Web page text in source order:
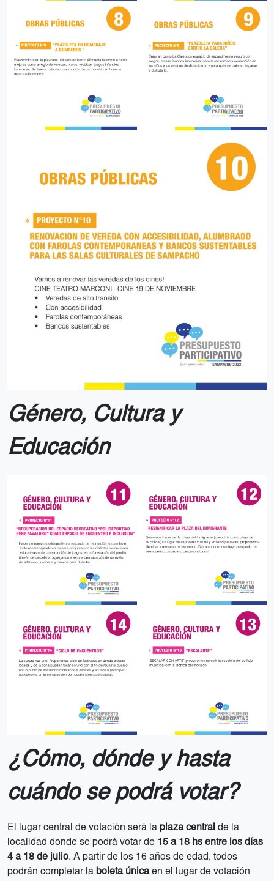
Género, Cultura y
Educación
¿Cómo, dónde y hasta
cuándo se podrá votar?
El lugar central de votación será la plaza central de la
localidad donde se podrá votar de 15 a 18 hs entre los días
4 a 18 de julio. A partir de los 16 años de edad, todos
podrán completar la boleta únicaen el lugar de votación